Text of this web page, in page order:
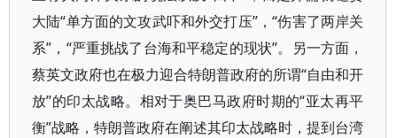
大陆“单方面的文攻武吓和外交打压”，“伤害了两岸关
系”，“严重挑战了台海和平稳定的现状”。另一方面，
蔡英文政府也在极力迎合特朗普政府的所谓“自由和开
放”的印太战略。相对于奥巴马政府时期的“亚太再平
衡”战略，特朗普政府在阐述其印太战略时，提到台湾